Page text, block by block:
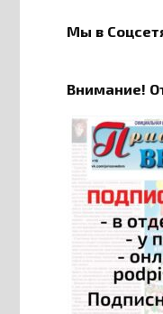
Мы в
Внимание!